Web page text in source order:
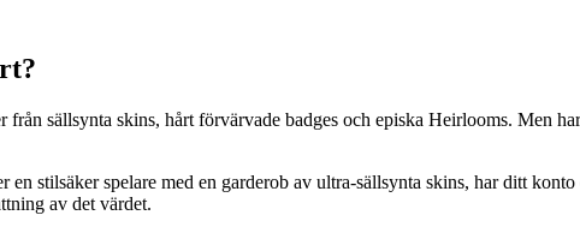
sällsynta skins, hårt förvärvade badges och episka Heirlooms. Men
stilsäker spelare med en garderob av ultra-sällsynta skins, har ditt
av det värdet.